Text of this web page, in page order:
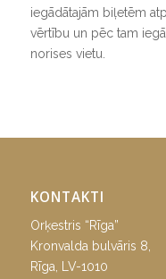
iegādātajām biļetēm
vērtību un pēc tam
norises vietu.
KONTAKTI
Orķestris “Rīga”
Kronvalda bulvāris 8,
Rīga, LV-1010